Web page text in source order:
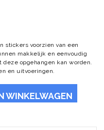
stickers voorzien van een
makkelijk en eenvoudig
opgehangen kan worden.
en uitvoeringen.
WINKELWAGEN